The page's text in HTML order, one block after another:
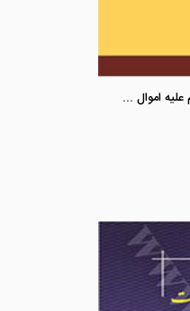
حقوق جزای اختصاصی جلد 1 «جرایم علیه اموال و مالکیت»